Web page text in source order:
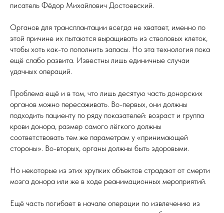
писатель Фёдор Михайлович Достоевский.
Органов для трансплантации всегда не хватает, именно по
этой причине их пытаются выращивать из стволовых клеток,
чтобы хоть как-то пополнить запасы. Но эта технология пока
ещё слабо развита. Известны лишь единичные случаи
удачных операций.
Проблема ещё и в том, что лишь десятую часть донорских
органов можно пересаживать. Во-первых, они должны
подходить пациенту по ряду показателей: возраст и группа
крови донора, размер самого лёгкого должны
соответствовать тем же параметрам у «принимающей
стороны». Во-вторых, органы должны быть здоровыми.
Но некоторые из этих хрупких объектов страдают от смерти
мозга донора или же в ходе реанимационных мероприятий.
Ещё часть погибает в начале операции по извлечению из